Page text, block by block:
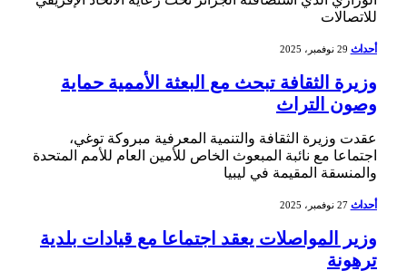
للاتصالات
أحداث 29 نوفمبر، 2025
وزيرة الثقافة تبحث مع البعثة الأممية حماية
وصون التراث
عقدت وزيرة الثقافة والتنمية المعرفية مبروكة توغي،
اجتماعا مع نائبة المبعوث الخاص للأمين العام للأمم المتحدة
والمنسقة المقيمة في ليبيا
أحداث 27 نوفمبر، 2025
وزير المواصلات يعقد اجتماعا مع قيادات بلدية
ترهونة